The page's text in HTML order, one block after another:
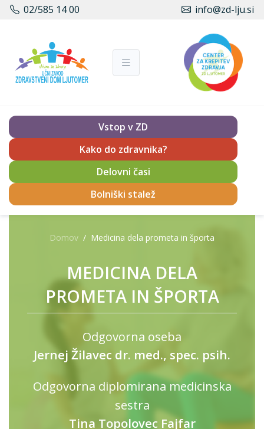
02/585 14 00 info@zd-lju.si
Vstop v ZD
Kako do zdravnika?
Delovni časi
Bolniški stalež
Domov Medicina dela prometa in športa
MEDICINA DELA
PROMETA IN ŠPORTA
Odgovorna oseba
Jernej Žilavec dr. med., spec. psih.
Odgovorna diplomirana medicinska
sestra
Tina Topolovec Fajfar